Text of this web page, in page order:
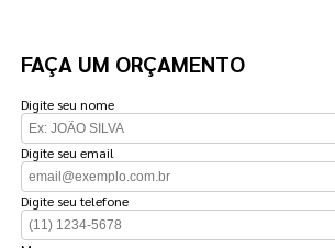
FAÇA UM ORÇAMENTO
Digite seu nome
Digite seu email
Digite seu telefone